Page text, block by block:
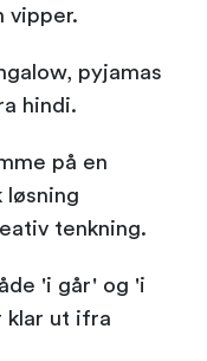
vipper.
pyjamas
hindi.
på en
løsning
tenkning.
'i går' og 'i
klar ut ifra